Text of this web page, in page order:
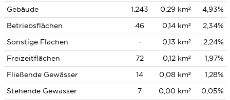
Gebäude 1.243 0,29 km²
4,93%
Betriebsflächen
46 0,14 km²
2,34%
Sonstige Flächen
- 0,13 km²
2,24%
Freizeitflächen
72 0,12 km²
1,97%
Fließende Gewässer
14 0,08 km²
1,28%
Stehende Gewässer
7 0,00 km²
0,05%